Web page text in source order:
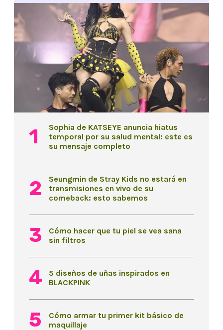
Sophia de KATSEYE anuncia hiatus
temporal por su salud mental: este es
su mensaje completo
Seungmin de Stray Kids no estará en
transmisiones en vivo de su
comeback: esto sabemos
Cómo hacer que tu piel se vea sana
sin filtros
5 diseños de uñas inspirados en
BLACKPINK
Cómo armar tu primer kit básico de
maquillaje